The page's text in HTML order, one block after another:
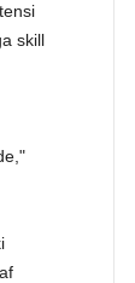
skill